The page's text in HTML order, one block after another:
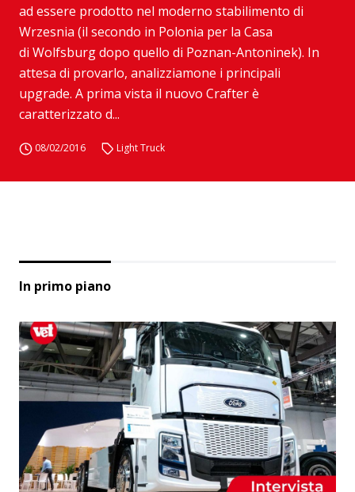
ad essere prodotto nel moderno stabilimento di
Wrzesnia (il secondo in Polonia per la Casa
di Wolfsburg dopo quello di Poznan-Antoninek). In
attesa di provarlo, analizziamone i principali
upgrade. A prima vista il nuovo Crafter è
caratterizzato d...
08/02/2016 Light Truck
In primo piano